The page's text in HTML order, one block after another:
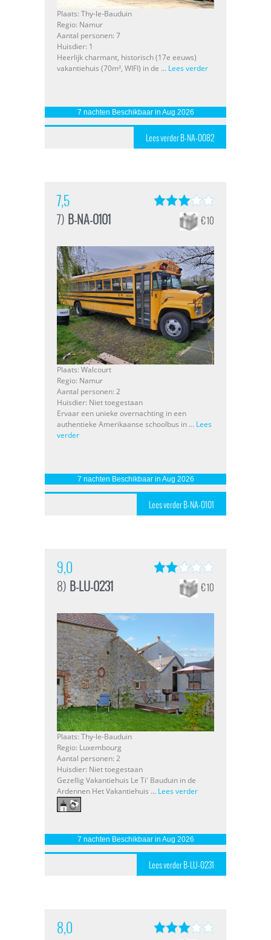
Plaats: Thy-le-Bauduin
Regio: Namur
Aantal personen: 7
Huisdier: 1
Heerlijk charmant, historisch (17e eeuws)
vakantiehuis (70m², WIFI) in de ... Lees verder
7 nachten Beschikbaar in Aug 2026
Lees verder B-NA-0082
7,5
7) B-NA-0101 € 10
Plaats: Walcourt
Regio: Namur
Aantal personen: 2
Huisdier: Niet toegestaan
Ervaar een unieke overnachting in een
authentieke Amerikaanse schoolbus in ... Lees
verder
7 nachten Beschikbaar in Aug 2026
Lees verder B-NA-0101
9,0
8) B-LU-0231 € 10
Plaats: Thy-le-Bauduin
Regio: Luxembourg
Aantal personen: 2
Huisdier: Niet toegestaan
Gezellig Vakantiehuis Le Ti' Bauduin in de
Ardennen Het Vakantiehuis ... Lees verder
7 nachten Beschikbaar in Aug 2026
Lees verder B-LU-0231
8,0